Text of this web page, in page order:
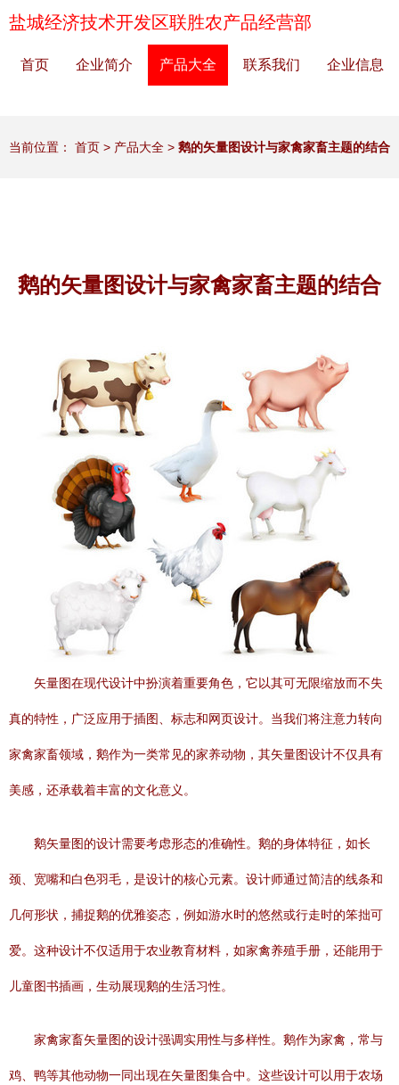
盐城经济技术开发区联胜农产品经营部
首页 企业简介 产品大全 联系我们 企业信息
当前位置： 首页 > 产品大全 > 鹅的矢量图设计与家禽家畜主题的结合
鹅的矢量图设计与家禽家畜主题的结合
矢量图在现代设计中扮演着重要角色，它以其可无限缩放而不失
真的特性，广泛应用于插图、标志和网页设计。当我们将注意力转向
家禽家畜领域，鹅作为一类常见的家养动物，其矢量图设计不仅具有
美感，还承载着丰富的文化意义。
鹅矢量图的设计需要考虑形态的准确性。鹅的身体特征，如长
颈、宽嘴和白色羽毛，是设计的核心元素。设计师通过简洁的线条和
几何形状，捕捉鹅的优雅姿态，例如游水时的悠然或行走时的笨拙可
爱。这种设计不仅适用于农业教育材料，如家禽养殖手册，还能用于
儿童图书插画，生动展现鹅的生活习性。
家禽家畜矢量图的设计强调实用性与多样性。鹅作为家禽，常与
鸡、鸭等其他动物一同出现在矢量图集合中。这些设计可以用于农场